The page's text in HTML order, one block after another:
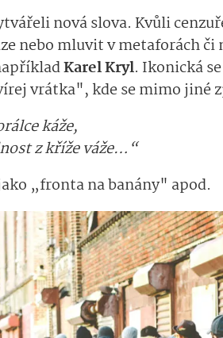
nová slova. Kvůli
nebo mluvit v metaforách či
Karel Kryl. Ikonická
vrátka", kde se mimo jiné
káže,
z kříže váže…“
„fronta na banány" apod.